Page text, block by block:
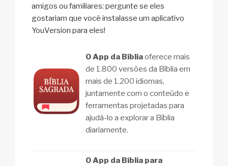
amigos ou familiares: pergunte se eles
gostariam que você instalasse um aplicativo
YouVersion para eles!
O App da Bíbliaoferece mais
de 1.800 versões da Bíblia em
mais de 1.200 idiomas,
juntamente com o conteúdo e
ferramentas projetadas para
ajudá-lo a explorar a Bíblia
diariamente.
O App da Bíblia para